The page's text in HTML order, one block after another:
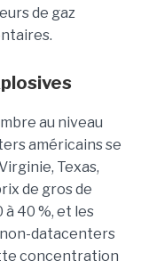
de gaz
au niveau
américains se
Texas,
de gros de
40 %, et les
datacenters
concentration